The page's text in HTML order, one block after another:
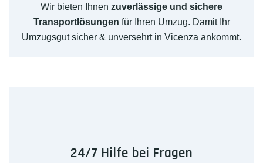
Wir bieten Ihnen zuverlässige und sichere
Transportlösungen für Ihren Umzug. Damit Ihr
Umzugsgut sicher & unversehrt in Vicenza ankommt.
24/7 Hilfe bei Fragen